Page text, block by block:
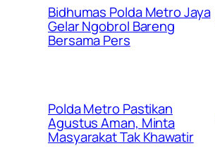
Bidhumas Polda Metro Jaya
Gelar Ngobrol Bareng
Bersama Pers
Polda Metro Pastikan
Agustus Aman, Minta
Masyarakat Tak Khawatir